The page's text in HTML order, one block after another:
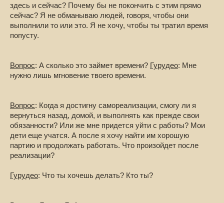
здесь и сейчас? Почему бы не покончить с этим прямо
сейчас? Я не обманываю людей, говоря, чтобы они
выполнили то или это. Я не хочу, чтобы ты тратил время
попусту.
Вопрос: А сколько это займет времени? Гурудео: Мне
нужно лишь мгновение твоего времени.
Вопрос: Когда я достигну самореализации, смогу ли я
вернуться назад, домой, и выполнять как прежде свои
обязанности? Или же мне придется уйти с работы? Мои
дети еще учатся. А после я хочу найти им хорошую
партию и продолжать работать. Что произойдет после
реализации?
Гурудео: Что ты хочешь делать? Кто ты?